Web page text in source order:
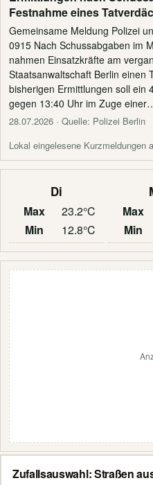
Festnahme eines
Gemeinsame Meldung Polizei
0915 Nach Schussabgaben im
nahmen Einsatzkräfte am
Staatsanwaltschaft Berlin einen
bisherigen Ermittlungen soll ein
gegen 13:40 Uhr im Zuge
28.07.2026 · Quelle: Polizei Berlin
Lokal eingelesene Kurzmeldungen
Di
Max
23.2°C
Min
12.8°C
Max
Min
Zufallsauswahl: Straßen